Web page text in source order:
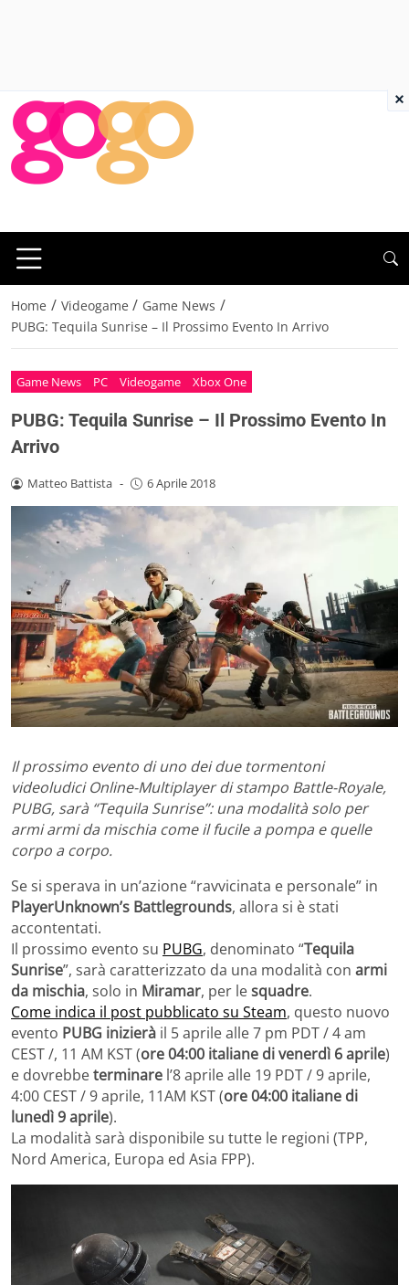
Home / Videogame / Game News /
PUBG: Tequila Sunrise – Il Prossimo Evento In Arrivo
Game News PC Videogame Xbox One
PUBG: Tequila Sunrise – Il Prossimo Evento In
Arrivo
Matteo Battista - 6 Aprile 2018
Il prossimo evento di uno dei due tormentoni
videoludici Online-Multiplayer di stampo Battle-Royale,
PUBG, sarà “Tequila Sunrise”: una modalità solo per
armi armi da mischia come il fucile a pompa e quelle
corpo a corpo.
Se si sperava in ​​un’azione “ravvicinata e personale” in
PlayerUnknown’s Battlegrounds, allora si è stati
accontentati.
Il prossimo evento su PUBG, denominato “Tequila
Sunrise”, sarà caratterizzato da una modalità con armi
da mischia, solo in Miramar, per lesquadre.
Come indica il post pubblicato su Steam, questo nuovo
evento PUBG inizierà il 5 aprile alle 7 pm PDT / 4 am
CEST /, 11 AM KST (ore 04:00 italiane di venerdì 6 aprile)
e dovrebbeterminare l’8 aprile alle 19 PDT / 9 aprile,
4:00 CEST / 9 aprile, 11AM KST (ore 04:00 italiane di
lunedì 9 aprile).
La modalità sarà disponibile su tutte le regioni (TPP,
Nord America, Europa ed Asia FPP).
×